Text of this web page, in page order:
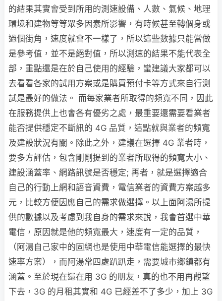
的結果其實會受到所用的測速設備、人數、氣候、地理
環境和建物等等眾多因素所影響，有時候甚至轉個身或
過個街角，速度就會不一樣了，所以這些數據只能當做
是參考值，並不是絕對值，所以測速的結果不能代表全
部，重點還是在於自己使用的經驗，蠻建議大家都可以
去看看各家的試用方案或是購買預付卡等方式來自行測
試是最好的做法。 而每家業者所取得的頻寬不同，因此
在服務提供上也會各有優劣之處，最重要還需要看業者
能否提供穩定不斷訊的 4G 品質，這點就與業者的頻寬
及建設狀況有關。除此之外，建議在選擇 4G 業者時，
要多方評估，包含剛剛提到的業者所取得的頻寬大小、
建設涵蓋率、網路訊號是否穩定; 再者，就是選擇適合
自己的行動上網和語音資費，電信業者的資費方案越多
元，比較方便因應自己的需求做選擇。以上面阿湯所提
供的數據以及考慮到我自身的需求來說，我會首選中華
電信，原因就是他的頻寬最大，速度有一定的品質，
（阿湯自己家中的固網也是使用中華電信能選擇的最快
速率方案），而阿湯常四處趴趴走，需要城市鄉鎮都有
涵蓋。至於現在還在用 3G 的朋友，真的也不用再觀望
下去，3G 的月租其實和 4G 已經差不了多少，加上 3G